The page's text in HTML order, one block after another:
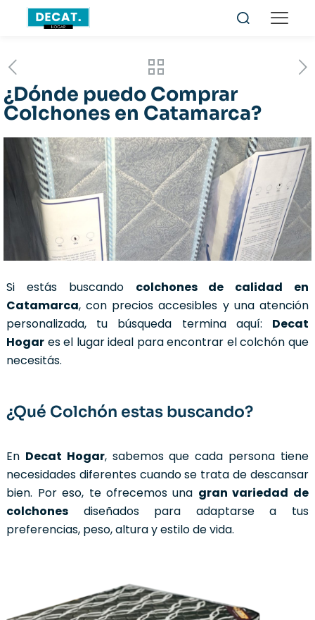
¿Dónde puedo Comprar
Colchones en Catamarca?
Si estás buscando colchones de calidad en
Catamarca, con precios accesibles y una atención
personalizada, tu búsqueda termina aquí: Decat
Hogar es el lugar ideal para encontrar el colchón que
necesitás.
¿Qué Colchón estas buscando?
En Decat Hogar, sabemos que cada persona tiene
necesidades diferentes cuando se trata de descansar
bien. Por eso, te ofrecemos una gran variedad de
colchones diseñados para adaptarse a tus
preferencias, peso, altura y estilo de vida.